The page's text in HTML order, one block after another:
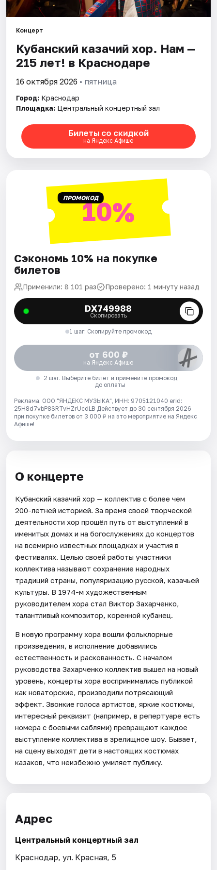
Площадки
Артисты
Концерт
Кубанский казачий хор. Нам —
215 лет! в Краснодаре
16 октября 2026 • пятница
Город: Краснодар
Площадка: Центральный концертный зал
Билеты со скидкой
на Яндекс Афише
ПРОМОКОД10%
Сэкономь 10% на покупке
билетов
Применили: 8 101 раз Проверено: 1 минуту назад
DX749988
Скопировать
1 шаг. Скопируйте промокод
от 600 ₽
на Яндекс Афише
2 шаг. Выберите билет и примените промокод
до оплаты
Реклама. ООО "ЯНДЕКС МУЗЫКА", ИНН: 9705121040 erid:
25H8d7vbP8SRTvHZrUcdLB Действует до 30 сентября 2026
при покупке билетов от 3 000 ₽ на это мероприятие на Яндекс
Афише!
О концерте
Кубанский казачий хор — коллектив с более чем
200-летней историей. За время своей творческой
деятельности хор прошёл путь от выступлений в
именитых домах и на богослужениях до концертов
на всемирно известных площадках и участия в
фестивалях. Целью своей работы участники
коллектива называют сохранение народных
традиций страны, популяризацию русской, казачьей
культуры. В 1974-м художественным
руководителем хора стал Виктор Захарченко,
талантливый композитор, коренной кубанец.
В новую программу хора вошли фольклорные
произведения, в исполнение добавились
естественность и раскованность. С началом
руководства Захарченко коллектив вышел на новый
уровень, концерты хора воспринимались публикой
как новаторские, производили потрясающий
эффект. Звонкие голоса артистов, яркие костюмы,
интересный реквизит (например, в репертуаре есть
номера с боевыми саблями) превращают каждое
выступление коллектива в зрелищное шоу. Бывает,
на сцену выходят дети в настоящих костюмах
казаков, что неизбежно умиляет публику.
Адрес
Центральный концертный зал
Краснодар, ул. Красная, 5